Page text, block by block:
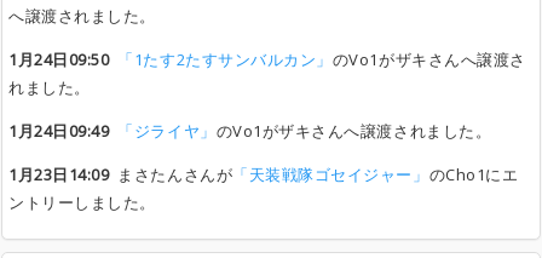
へ譲渡されました。
1月24日09:50
「1たす2たすサンバルカン」 のVo1がザキさんへ譲渡さ
れました。
1月24日09:49
「ジライヤ」 のVo1がザキさんへ譲渡されました。
1月23日14:09まさたんさんが 「天装戦隊ゴセイジャー」 のCho1にエ
ントリーしました。